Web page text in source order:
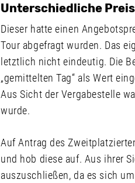
Unterschiedliche
Dieser hatte einen
Tour abgefragt wurden. Das
letztlich nicht eindeutig. Die
„gemittelten Tag“ als Wert
Aus Sicht der Vergabestelle
wurde.
Auf Antrag des
und hob diese auf. Aus ihrer
auszuschließen, da es sich